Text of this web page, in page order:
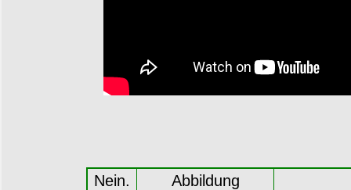
Nein. Abbildung